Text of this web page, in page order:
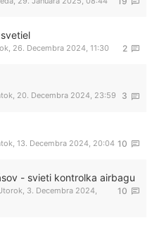
2
26. Decembra 2024, 11:30
3
20. Decembra 2024, 23:59
10
13. Decembra 2024, 20:04
- svieti kontrolka airbagu
10
3. Decembra 2024,